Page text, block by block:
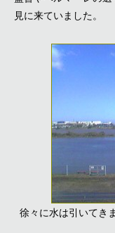
見に来ていました。
徐々に水は引いてき